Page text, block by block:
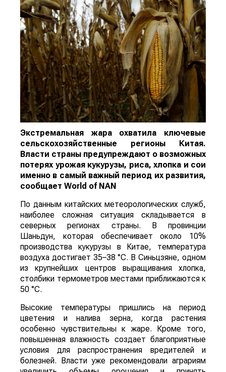
Экстремальная жара охватила ключевые
сельскохозяйственные регионы Китая.
Власти страны предупреждают о возможных
потерях урожая кукурузы, риса, хлопка и сои
именно в самый важный период их развития,
сообщает World of NAN
По данным китайских метеорологических служб,
наиболее сложная ситуация складывается в
северных регионах страны. В провинции
Шаньдун, которая обеспечивает около 10%
производства кукурузы в Китае, температура
воздуха достигает 35–38 °C. В Синьцзяне, одном
из крупнейших центров выращивания хлопка,
столбики термометров местами приближаются к
50 °C.
Высокие температуры пришлись на период
цветения и налива зерна, когда растения
особенно чувствительны к жаре. Кроме того,
повышенная влажность создает благоприятные
условия для распространения вредителей и
болезней. Власти уже рекомендовали аграриям